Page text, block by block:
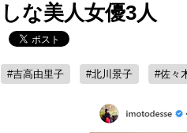
しな美人女優3人
#吉高由里子 #北川景子 #佐々